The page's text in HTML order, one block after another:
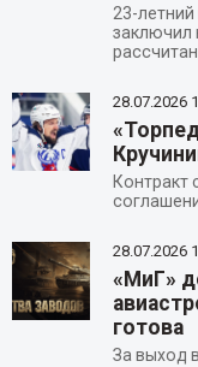
23-
заключил
28.07.2026
Контракт
28.07.2026
«МиГ»
готова
За выход